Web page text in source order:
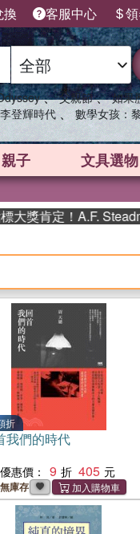
換 客服中心
、 父親節 、 如果
登輝時代 、 數學女孩：
親子 文具選物
！A.F. Steadman 獲
折
我們的時代
優惠價： 9 405
無庫存